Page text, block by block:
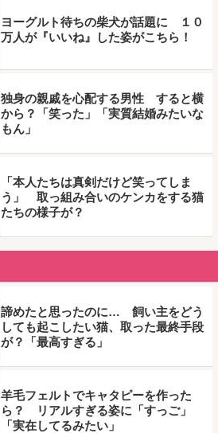
ヨーグルト待ちの柴犬が話題に １０
万人が『いいね』した姿がこちら！
独身の親戚を心配する男性 すると横
から？「笑った」「実質結婚みたいな
もん」
「本人たちは真剣だけど笑ってしま
う」 取っ組み合いのケンカをする猫
たちの様子が？
諦めたと思ったのに… 飼い主をどう
しても起こしたい猫、取った最終手段
が？「最高すぎる」
羊毛フェルトでキャタピーを作った
ら？ リアルすぎる姿に「すっご」
「実在してるみたい」